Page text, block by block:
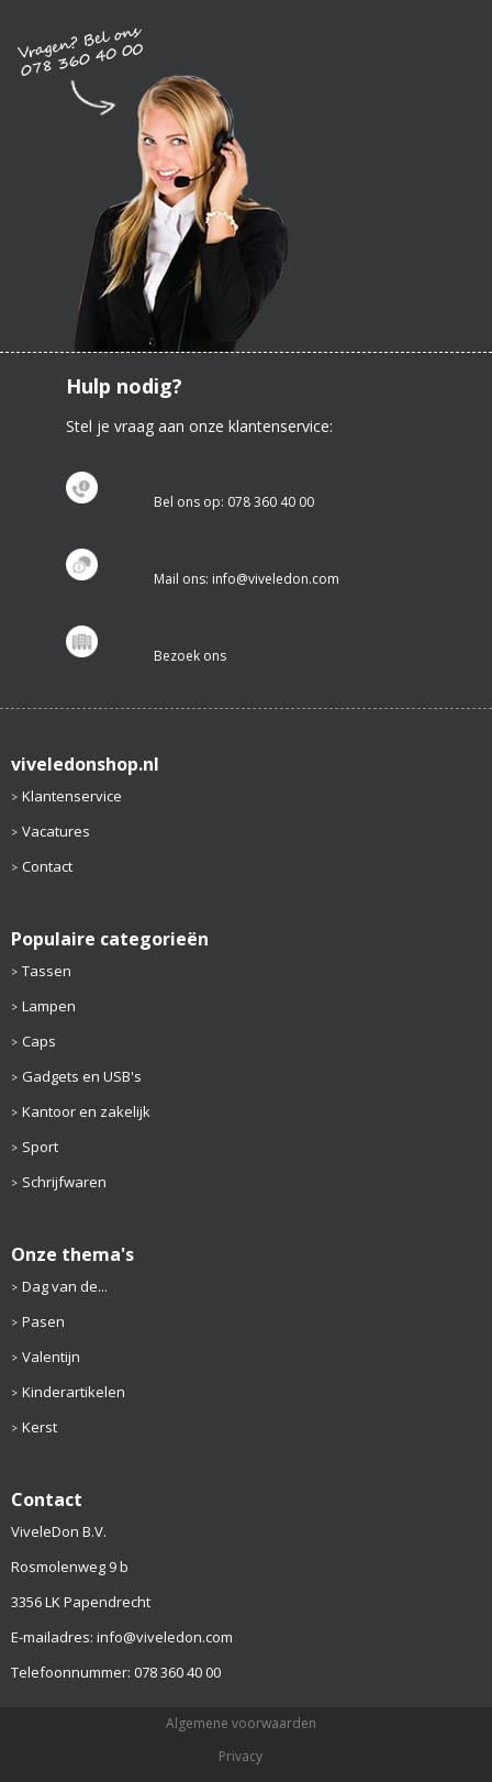
Hulp nodig?
Stel je vraag aan onze klantenservice:
Bel ons op: 078 360 40 00
Mail ons: info@viveledon.com
Bezoek ons
viveledonshop.nl
Klantenservice
Vacatures
Contact
Populaire categorieën
Tassen
Lampen
Caps
Gadgets en USB's
Kantoor en zakelijk
Sport
Schrijfwaren
Onze thema's
Dag van de...
Pasen
Valentijn
Kinderartikelen
Kerst
Contact
ViveleDon B.V.
Rosmolenweg 9 b
3356 LK Papendrecht
E-mailadres: info@viveledon.com
Telefoonnummer: 078 360 40 00
Algemene voorwaarden
Privacy